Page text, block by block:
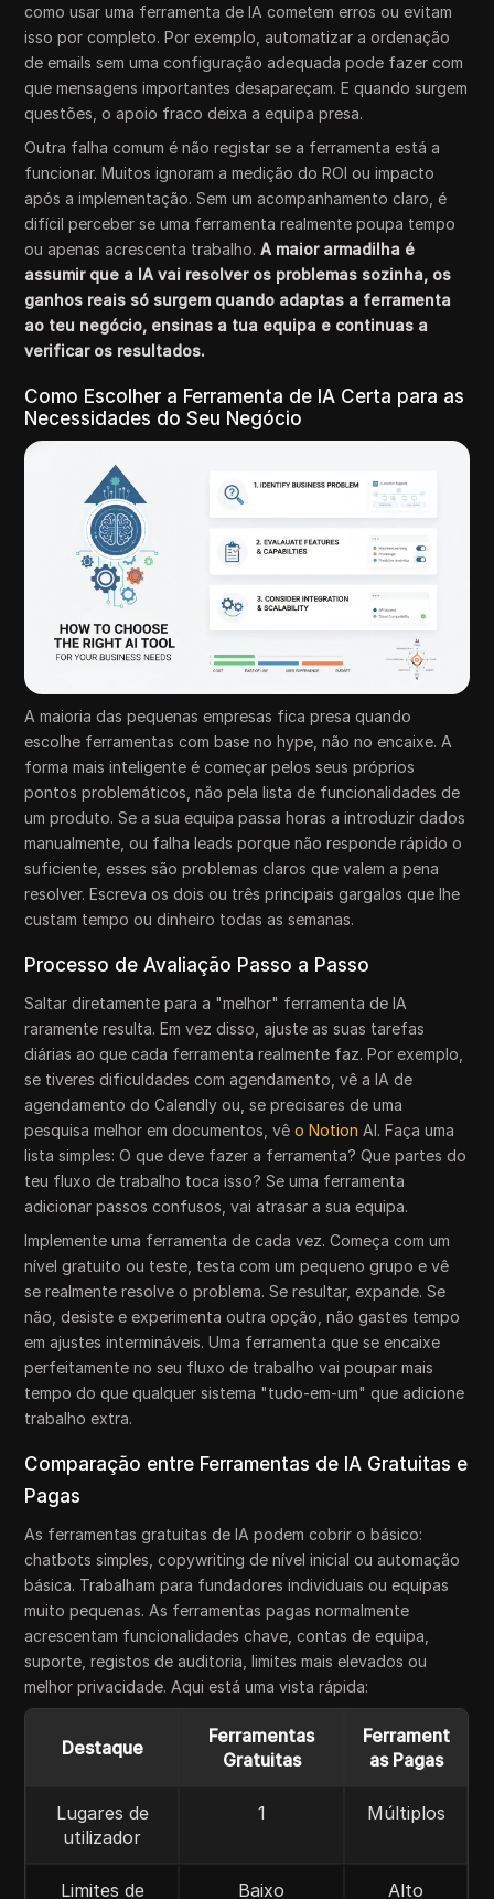
como usar uma ferramenta de IA cometem erros ou evitam
isso por completo. Por exemplo, automatizar a ordenação
de emails sem uma configuração adequada pode fazer com
que mensagens importantes desapareçam. E quando surgem
questões, o apoio fraco deixa a equipa presa.
Outra falha comum é não registar se a ferramenta está a
funcionar. Muitos ignoram a medição do ROI ou impacto
após a implementação. Sem um acompanhamento claro, é
difícil perceber se uma ferramenta realmente poupa tempo
ou apenas acrescenta trabalho.A maior armadilha é
assumir que a IA vai resolver os problemas sozinha, os
ganhos reais só surgem quando adaptas a ferramenta
ao teu negócio, ensinas a tua equipa e continuas a
verificar os resultados.
Como Escolher a Ferramenta de IA Certa para as
Necessidades do Seu Negócio
A maioria das pequenas empresas fica presa quando
escolhe ferramentas com base no hype, não no encaixe. A
forma mais inteligente é começar pelos seus próprios
pontos problemáticos, não pela lista de funcionalidades de
um produto. Se a sua equipa passa horas a introduzir dados
manualmente, ou falha leads porque não responde rápido o
suficiente, esses são problemas claros que valem a pena
resolver. Escreva os dois ou três principais gargalos que lhe
custam tempo ou dinheiro todas as semanas.
Processo de Avaliação Passo a Passo
Saltar diretamente para a "melhor" ferramenta de IA
raramente resulta. Em vez disso, ajuste as suas tarefas
diárias ao que cada ferramenta realmente faz. Por exemplo,
se tiveres dificuldades com agendamento, vê a IA de
agendamento do Calendly ou, se precisares de uma
pesquisa melhor em documentos, vêo Notion AI. Faça uma
lista simples: O que deve fazer a ferramenta? Que partes do
teu fluxo de trabalho toca isso? Se uma ferramenta
adicionar passos confusos, vai atrasar a sua equipa.
Implemente uma ferramenta de cada vez. Começa com um
nível gratuito ou teste, testa com um pequeno grupo e vê
se realmente resolve o problema. Se resultar, expande. Se
não, desiste e experimenta outra opção, não gastes tempo
em ajustes intermináveis. Uma ferramenta que se encaixe
perfeitamente no seu fluxo de trabalho vai poupar mais
tempo do que qualquer sistema "tudo-em-um" que adicione
trabalho extra.
Comparação entre Ferramentas de IA Gratuitas e
Pagas
As ferramentas gratuitas de IA podem cobrir o básico:
chatbots simples, copywriting de nível inicial ou automação
básica. Trabalham para fundadores individuais ou equipas
muito pequenas. As ferramentas pagas normalmente
acrescentam funcionalidades chave, contas de equipa,
suporte, registos de auditoria, limites mais elevados ou
melhor privacidade. Aqui está uma vista rápida:
Destaque
Ferramentas
Gratuitas
Ferrament
as Pagas
Lugares de
utilizador
1 Múltiplos
Limites de
Baixo Alto